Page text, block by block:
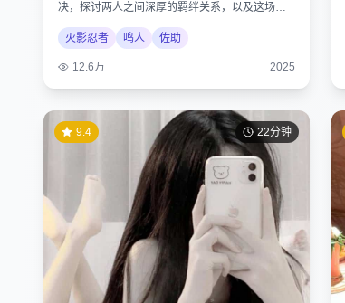
决，探讨两人之间深厚的羁绊关系，以及这场战
斗对整个忍者世界格局的重大影响。
火影忍者
鸣人 佐助
12.6万 2025
22分钟
9.4